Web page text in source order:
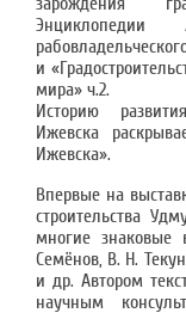
Энциклопедии
и
мира» ч.2.
Историю
Ижевска
Ижевска».
Впервые на
строительства
многие
Семёнов, В. Н.
и др. Автором
научным